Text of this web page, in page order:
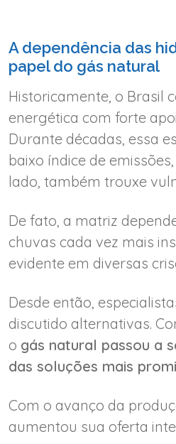
A dependência das
papel do gás natural
Historicamente, o Brasil
energética com forte
Durante décadas, essa
baixo índice de
lado, também trouxe
De fato, a matriz
chuvas cada vez mais
evidente em diversas
Desde então,
discutido alternativas.
o gás natural passou a
das soluções mais
Com o avanço da
aumentou sua oferta